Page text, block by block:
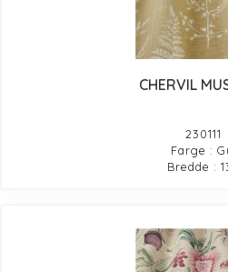
CHERVIL
230111
Farge :
Bredde :